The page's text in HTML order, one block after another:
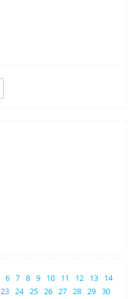
6 7 8 9 10 11 12 13
14
23 24 25 26 27 28 29 30